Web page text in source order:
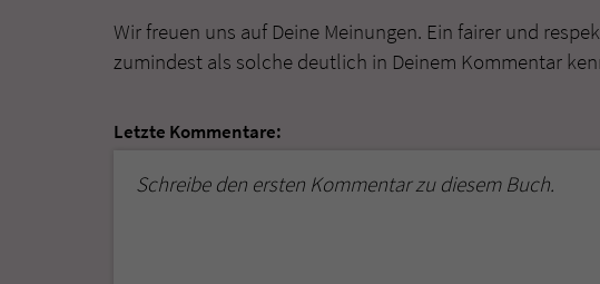
Wir freuen uns auf Deine Meinungen. Ein fairer und
zumindest als solche deutlich in Deinem Kommentar
Letzte Kommentare:
Schreibe den ersten Kommentar zu diesem Buch.